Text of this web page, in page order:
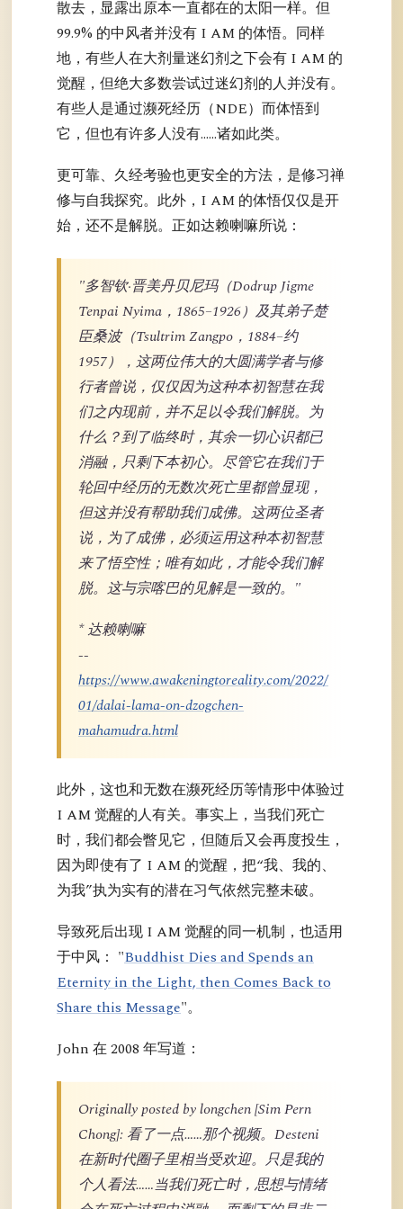
散去，显露出原本一直都在的太阳一样。但
99.9% 的中风者并没有 I AM 的体悟。同样
地，有些人在大剂量迷幻剂之下会有 I AM 的
觉醒，但绝大多数尝试过迷幻剂的人并没有。
有些人是通过濒死经历（NDE）而体悟到
它，但也有许多人没有……诸如此类。
更可靠、久经考验也更安全的方法，是修习禅
修与自我探究。此外，I AM 的体悟仅仅是开
始，还不是解脱。正如达赖喇嘛所说：
"多智钦·晋美丹贝尼玛（Dodrup Jigme
Tenpai Nyima，1865–1926）及其弟子楚
臣桑波（Tsultrim Zangpo，1884–约
1957），这两位伟大的大圆满学者与修
行者曾说，仅仅因为这种本初智慧在我
们之内现前，并不足以令我们解脱。为
什么？到了临终时，其余一切心识都已
消融，只剩下本初心。尽管它在我们于
轮回中经历的无数次死亡里都曾显现，
但这并没有帮助我们成佛。这两位圣者
说，为了成佛，必须运用这种本初智慧
来了悟空性；唯有如此，才能令我们解
脱。这与宗喀巴的见解是一致的。"
* 达赖喇嘛
--
https://www.awakeningtoreality.com/2022/
01/dalai-lama-on-dzogchen-
mahamudra.html
此外，这也和无数在濒死经历等情形中体验过
I AM 觉醒的人有关。事实上，当我们死亡
时，我们都会瞥见它，但随后又会再度投生，
因为即使有了 I AM 的觉醒，把“我、我的、
为我”执为实有的潜在习气依然完整未破。
导致死后出现 I AM 觉醒的同一机制，也适用
于中风： "Buddhist Dies and Spends an
Eternity in the Light, then Comes Back to
Share this Message"。
John 在 2008 年写道：
Originally posted by longchen [Sim Pern
Chong]: 看了一点……那个视频。Desteni
在新时代圈子里相当受欢迎。只是我的
个人看法……当我们死亡时，思想与情绪